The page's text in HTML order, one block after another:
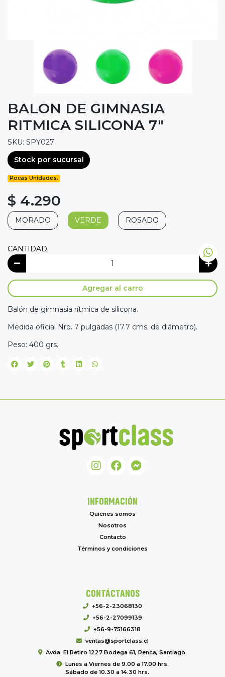
BALON DE GIMNASIA
RITMICA SILICONA 7"
SKU: SPY027
Stock por sucursal
Pocas Unidades.
$ 4.290
MORADO VERDE ROSADO
CANTIDAD
Agregar al carro
Balón de gimnasia rítmica de silicona.
Medida oficial Nro. 7 pulgadas (17.7 cms. de diámetro).
Peso: 400 grs.
INFORMACIÓN
Quiénes somos
Nosotros
Contacto
Términos y condiciones
CONTÁCTANOS
+56-2-23068130
+56-2-27099139
+56-9-75166318
ventas@sportclass.cl
Avda. El Retiro 1227 Bodega 61, Renca, Santiago.
Lunes a Viernes de 9.00 a 17.00 hrs.
Sábado de 10.30 a 14.30 hrs.